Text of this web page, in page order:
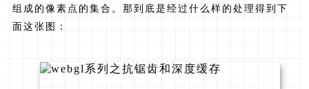
组成的像素点的集合。那到底是经过什么样的处理得到下
面这张图：